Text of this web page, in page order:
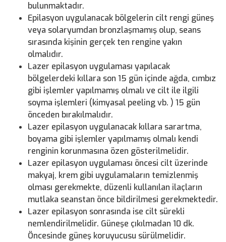
bulunmaktadır.
Epilasyon uygulanacak bölgelerin cilt rengi güneş
veya solaryumdan bronzlaşmamış olup, seans
sırasında kişinin gerçek ten rengine yakın
olmalıdır.
Lazer epilasyon uygulaması yapılacak
bölgelerdeki kıllara son 15 gün içinde ağda, cımbız
gibi işlemler yapılmamış olmalı ve cilt ile ilgili
soyma işlemleri (kimyasal peeling vb. ) 15 gün
önceden bırakılmalıdır.
Lazer epilasyon uygulanacak kıllara sarartma,
boyama gibi işlemler yapılmamış olmalı kendi
renginin korunmasına özen gösterilmelidir.
Lazer epilasyon uygulaması öncesi cilt üzerinde
makyaj, krem gibi uygulamaların temizlenmiş
olması gerekmekte, düzenli kullanılan ilaçların
mutlaka seanstan önce bildirilmesi gerekmektedir.
Lazer epilasyon sonrasında ise cilt sürekli
nemlendirilmelidir. Güneşe çıkılmadan 10 dk.
Öncesinde güneş koruyucusu sürülmelidir.